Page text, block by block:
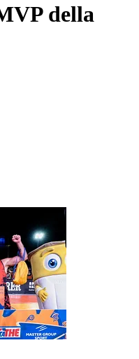
della